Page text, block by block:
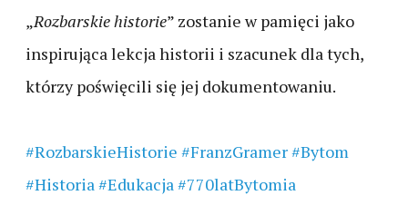
„Rozbarskie historie” zostanie w pamięci jako
inspirująca lekcja historii i szacunek dla tych,
którzy poświęcili się jej dokumentowaniu.
#RozbarskieHistorie #FranzGramer#Bytom
#Historia#Edukacja#770latBytomia